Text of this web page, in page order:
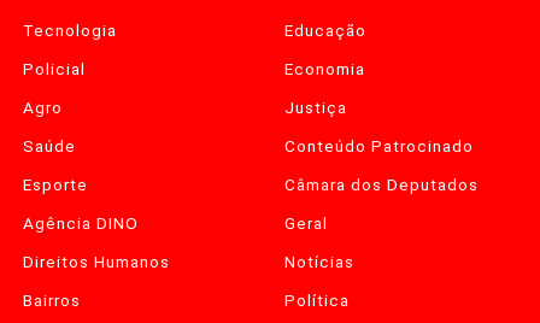
Tecnologia
Educação
Policial
Economia
Agro
Justiça
Saúde
Conteúdo Patrocinado
Esporte
Câmara dos Deputados
Agência DINO
Geral
Direitos Humanos
Notícias
Bairros
Política